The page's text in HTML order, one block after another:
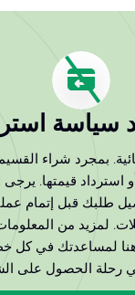
سياسة
بمجرد شراء
استرداد قيمتها.
طلبك قبل إتمام
لمزيد من
لمساعدتك في كل